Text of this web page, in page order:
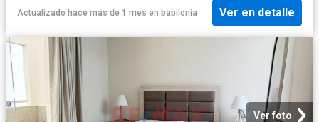
Actualizado hace más de 1 mes en babilonia Ver en detalle
Ver foto